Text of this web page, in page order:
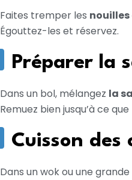
Faites tremper les nouilles
Égouttez-les et réservez.
Préparer la
Dans un bol, mélangez la
Remuez bien jusqu’à ce
Cuisson des
Dans un wok ou une